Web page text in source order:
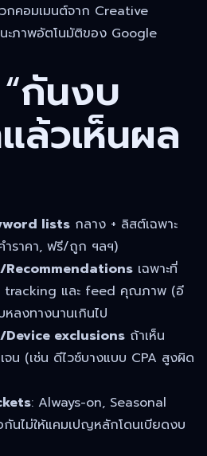
กคอมเมนต์จาก Creative
ะภาพอัตโนมัติของ Google
กันงบ
ล้วเห็นผล
lists กลาง + ลิสต์เฉพาะ
ราคา, ฟรี/ถูก ฯลฯ)
เฉพาะที่
tracking และ feed คุณภาพ (อี
หลงทางนานเกินไป
exclusions ถ้าเห็น
น (เช่น ดีไวซ์บางแบบ CPA สูงผิด
: Always-on, Seasonal
นไม่ให้แคมเปญหลักโดนเบียดงบ